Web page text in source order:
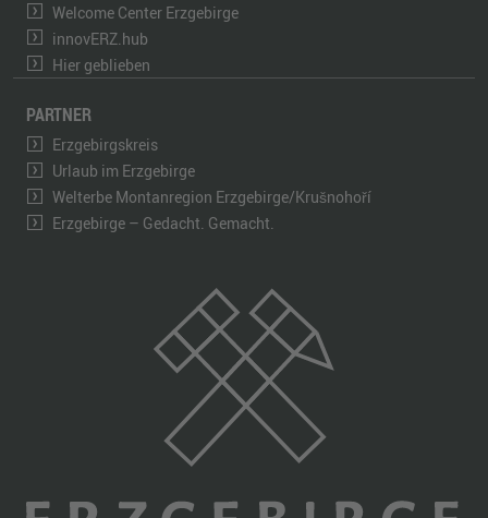
Welcome Center Erzgebirge
innovERZ.hub
Hier geblieben
PARTNER
Erzgebirgskreis
Urlaub im Erzgebirge
Welterbe Montanregion Erzgebirge/Krušnohoří
Erzgebirge – Gedacht. Gemacht.